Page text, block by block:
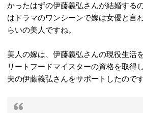
かったはずの伊藤義弘さんが結婚する
はドラマのワンシーンで嫁は女優と言
らいの美人ですね。
美人の嫁は、伊藤義弘さんの現役生活
リートフードマイスターの資格を取得
夫の伊藤義弘さんをサポートしたのです